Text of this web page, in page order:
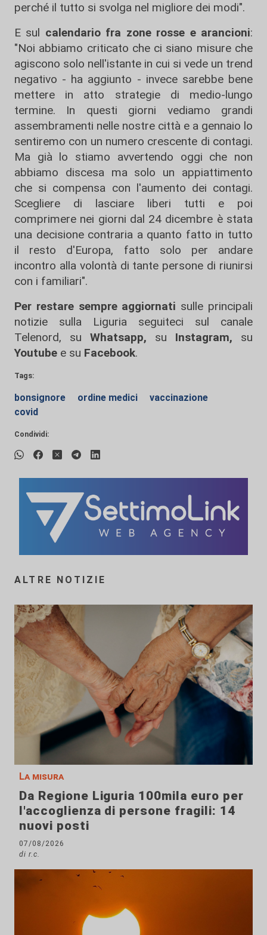
perché il tutto si svolga nel migliore dei modi".
E sul calendario fra zone rosse e arancioni:
"Noi abbiamo criticato che ci siano misure che
agiscono solo nell'istante in cui si vede un trend
negativo - ha aggiunto - invece sarebbe bene
mettere in atto strategie di medio-lungo
termine. In questi giorni vediamo grandi
assembramenti nelle nostre città e a gennaio lo
sentiremo con un numero crescente di contagi.
Ma già lo stiamo avvertendo oggi che non
abbiamo discesa ma solo un appiattimento
che si compensa con l'aumento dei contagi.
Scegliere di lasciare liberi tutti e poi
comprimere nei giorni dal 24 dicembre è stata
una decisione contraria a quanto fatto in tutto
il resto d'Europa, fatto solo per andare
incontro alla volontà di tante persone di riunirsi
con i familiari".
Per restare sempre aggiornati sulle principali
notizie sulla Liguria seguiteci sul canale
Telenord, su
Whatsapp, su Instagram, su
Youtube e su Facebook.
Tags:
bonsignore ordine medici
vaccinazione
covid
Condividi:
ALTRE NOTIZIE
La misura
Da Regione Liguria 100mila euro per
l'accoglienza di persone fragili: 14
nuovi posti
07/08/2026
di r.c.